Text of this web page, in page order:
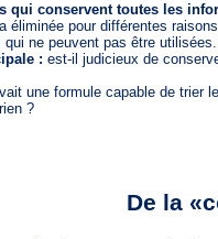
qui conservent toutes les
éliminée pour différentes
ne peuvent pas être utilisées.
: est-il judicieux de
une formule capable de trier
?
De la